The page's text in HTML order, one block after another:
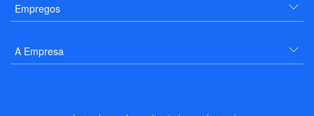
Empregos
A Empresa